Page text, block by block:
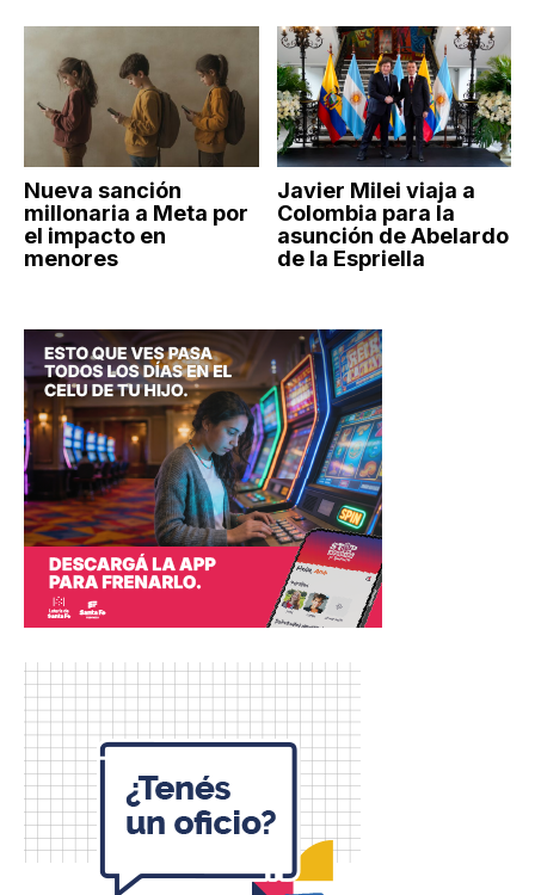
Nueva sanción
millonaria a Meta por
el impacto en
menores
Javier Milei viaja a
Colombia para la
asunción de Abelardo
de la Espriella